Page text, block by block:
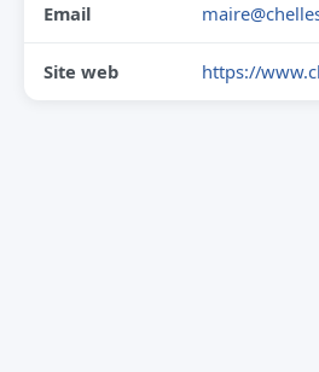
Email
Site web https://